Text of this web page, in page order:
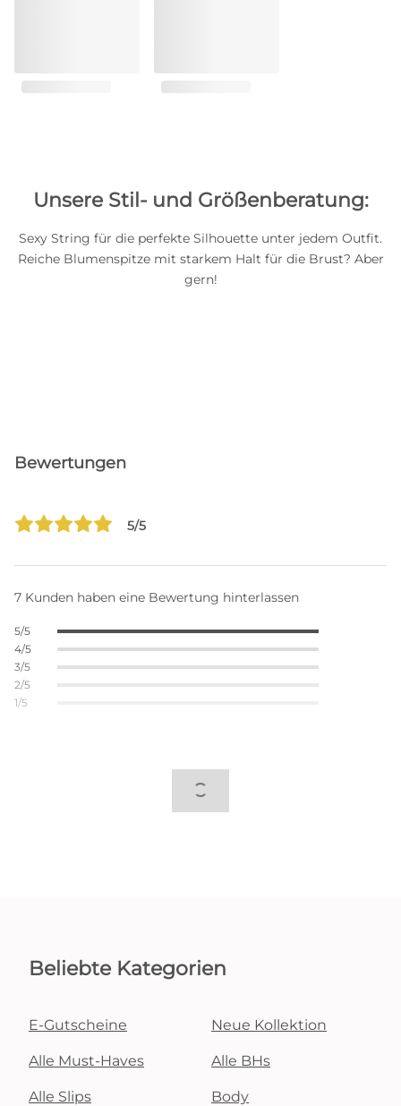
Unsere Stil- und Größenberatung:
Sexy String für die perfekte Silhouette unter jedem Outfit.
Reiche Blumenspitze mit starkem Halt für die Brust? Aber
gern!
Bewertungen
5/5
7 Kunden haben eine Bewertung hinterlassen
5/5
4/5
3/5
2/5
1/5
Beliebte Kategorien
E-Gutscheine Neue Kollektion
Alle Must-Haves Alle BHs
Alle Slips Body